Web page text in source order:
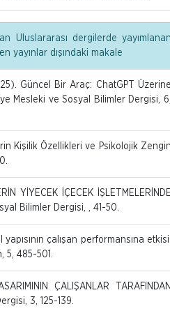
Uluslararası dergilerde yayımlanan
yayınlar dışındaki makale
Güncel Bir Araç: ChatGPT Üzerine
Mesleki ve Sosyal Bilimler Dergisi, 6,
Kişilik Özellikleri ve Psikolojik Zengin
YİYECEK İÇECEK İŞLETMELERİNDE
Bilimler Dergisi, , 41-50.
çalışan performansına etkisi.
5, 485-501.
ÇALIŞANLAR TARAFINDAN
3, 125-139.